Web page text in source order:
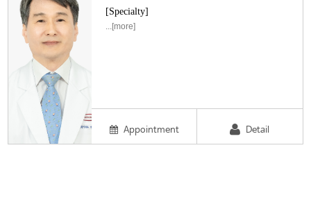
[Specialty]
...[more]
Appointment Detail